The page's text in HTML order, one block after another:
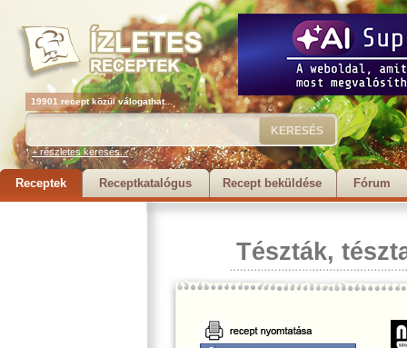
19901 recept közül válogathat...
+ részletes keresés...
Receptek Receptkatalógus Recept beküldése Fórum
Tészták,